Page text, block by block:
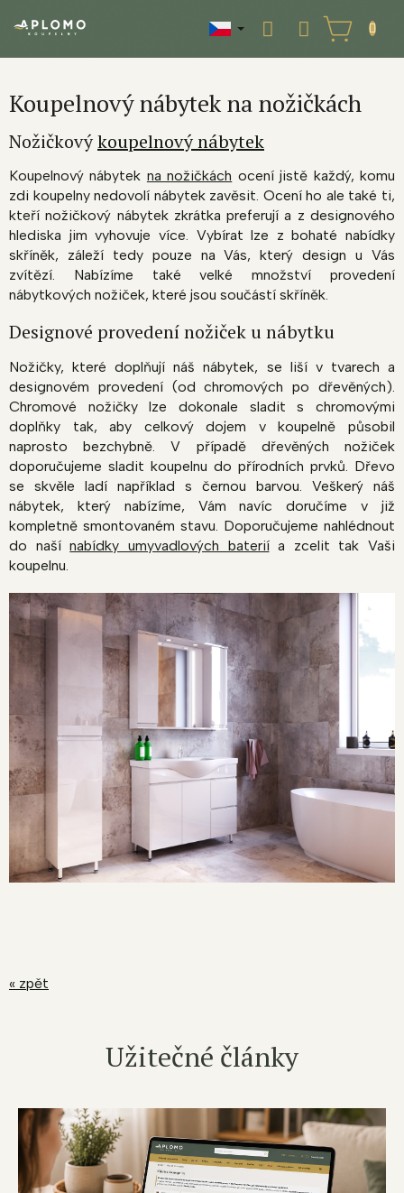
NÁKUPNÍ
KOŠÍK
Koupelnový nábytek na nožičkách
Nožičkovýkoupelnový nábytek
Koupelnový nábytek na nožičkách ocení jistě každý, komu
zdi koupelny nedovolí nábytek zavěsit. Ocení ho ale také ti,
kteří nožičkový nábytek zkrátka preferují a z designového
hlediska jim vyhovuje více. Vybírat lze z bohaté nabídky
skříněk, záleží tedy pouze na Vás, který design u Vás
zvítězí. Nabízíme také velké množství provedení
nábytkových nožiček, které jsou součástí skříněk.
Designové provedení nožiček u nábytku
Nožičky, které doplňují náš nábytek, se liší v tvarech a
designovém provedení (od chromových po dřevěných).
Chromové nožičky lze dokonale sladit s chromovými
doplňky tak, aby celkový dojem v koupelně působil
naprosto bezchybně. V případě dřevěných nožiček
doporučujeme sladit koupelnu do přírodních prvků. Dřevo
se skvěle ladí například s černou barvou. Veškerý náš
nábytek, který nabízíme, Vám navíc doručíme v již
kompletně smontovaném stavu. Doporučujeme nahlédnout
do našínabídky umyvadlových bateriía zcelit tak Vaši
koupelnu.
« zpět
Užitečné články